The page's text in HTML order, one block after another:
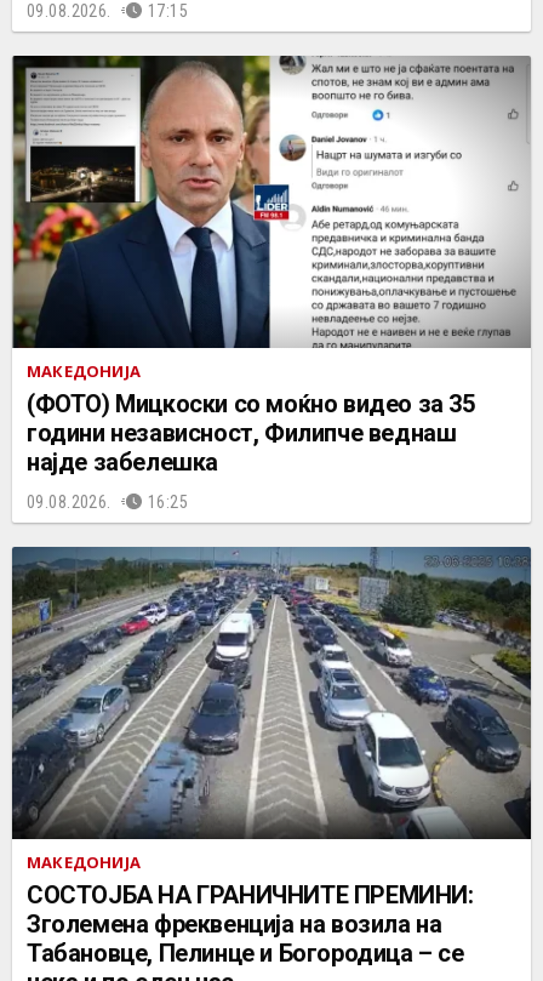
09.08.2026. 17:15
МАКЕДОНИЈА
(ФОТО) Мицкоски со моќно видео за 35
години независност, Филипче веднаш
најде забелешка
09.08.2026. 16:25
МАКЕДОНИЈА
СОСТОЈБА НА ГРАНИЧНИТЕ ПРЕМИНИ:
Зголемена фреквенција на возила на
Табановце, Пелинце и Богородица – се